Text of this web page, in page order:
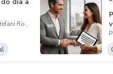
Professora Stefani Rossi